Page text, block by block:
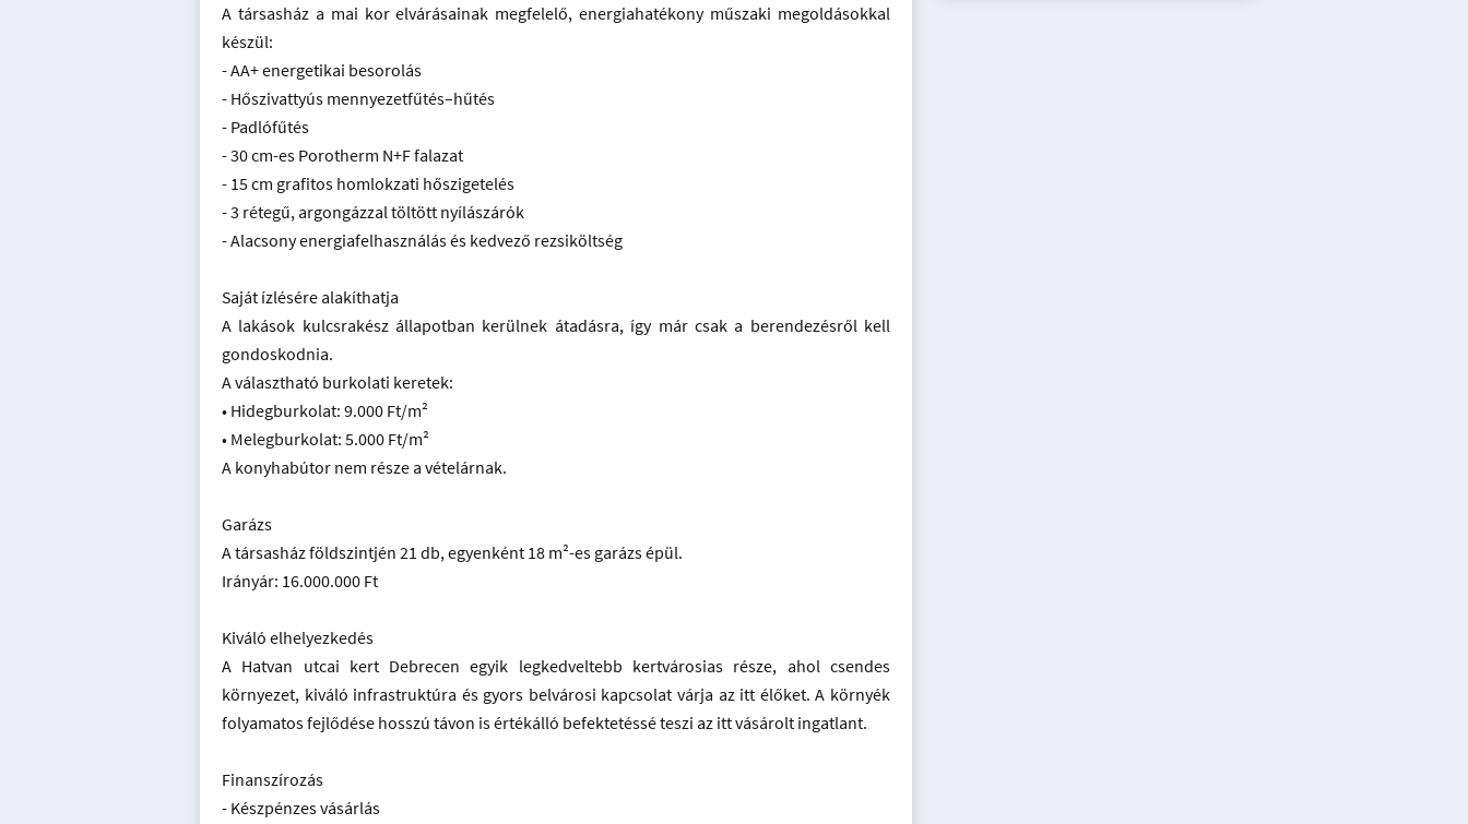
A társasház a mai kor elvárásainak megfelelő, energiahatékony műszaki megoldásokkal
készül:
- AA+ energetikai besorolás
- Hőszivattyús mennyezetfűtés–hűtés
- Padlófűtés
- 30 cm-es Porotherm N+F falazat
- 15 cm grafitos homlokzati hőszigetelés
- 3 rétegű, argongázzal töltött nyílászárók
- Alacsony energiafelhasználás és kedvező rezsiköltség
Saját ízlésére alakíthatja
A lakások kulcsrakész állapotban kerülnek átadásra, így már csak a berendezésről kell
gondoskodnia.
A választható burkolati keretek:
• Hidegburkolat: 9.000 Ft/m²
• Melegburkolat: 5.000 Ft/m²
A konyhabútor nem része a vételárnak.
Garázs
A társasház földszintjén 21 db, egyenként 18 m²-es garázs épül.
Irányár: 16.000.000 Ft
Kiváló elhelyezkedés
A Hatvan utcai kert Debrecen egyik legkedveltebb kertvárosias része, ahol csendes
környezet, kiváló infrastruktúra és gyors belvárosi kapcsolat várja az itt élőket. A környék
folyamatos fejlődése hosszú távon is értékálló befektetéssé teszi az itt vásárolt ingatlant.
Finanszírozás
- Készpénzes vásárlás